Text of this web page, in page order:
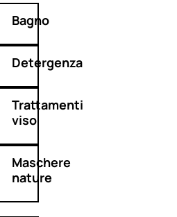
Bagno
Detergenza
Trattamenti
viso
Maschere
nature